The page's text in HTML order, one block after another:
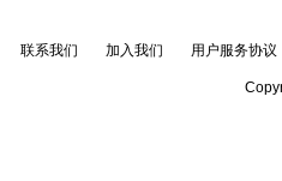
联系我们 加入我们 用户服务协议